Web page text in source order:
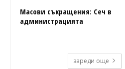
Масови съкращения: Сеч в
администрацията
зареди още